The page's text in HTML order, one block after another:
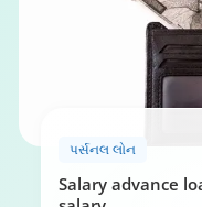
ટાટા કેપિટલ પર્સનલ
પર્સનલ લોન
Salary advance